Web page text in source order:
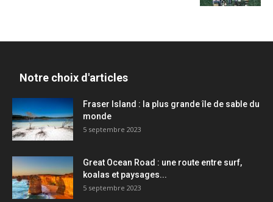
Notre choix d'articles
Fraser Island : la plus grande île de sable du
monde
5 septembre 2023
Great Ocean Road : une route entre surf,
koalas et paysages...
5 septembre 2023